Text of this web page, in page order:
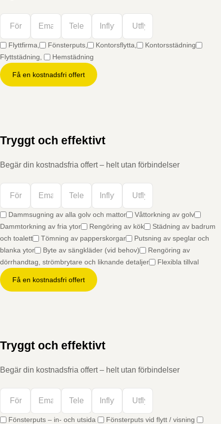
Flyttfirma, Fönsterputs, Kontorsflytta,
Kontorsstädning
Flyttstädning,
Hemstädning
Få en kostnadsfri offert
Tryggt och effektivt
Begär din kostnadsfria offert – helt utan förbindelser
Dammsugning av alla golv och mattor
Våttorkning av golv
Dammtorkning av fria ytor
Rengöring av kök
Städning av badrum
och toalett
Tömning av papperskorgar
Putsning av speglar och
blanka ytor
Byte av sängkläder (vid behov)
Rengöring av
dörrhandtag, strömbrytare och liknande detaljer
Flexibla tillval
Få en kostnadsfri offert
Tryggt och effektivt
Begär din kostnadsfria offert – helt utan förbindelser
Fönsterputs – in- och utsida
Fönsterputs vid flytt / visning